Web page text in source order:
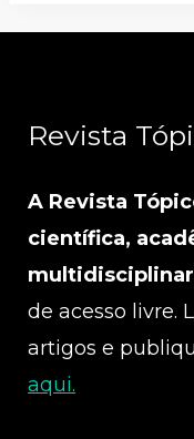
Revista
A Revista
científica,
de acesso livre.
artigos e
aqui.